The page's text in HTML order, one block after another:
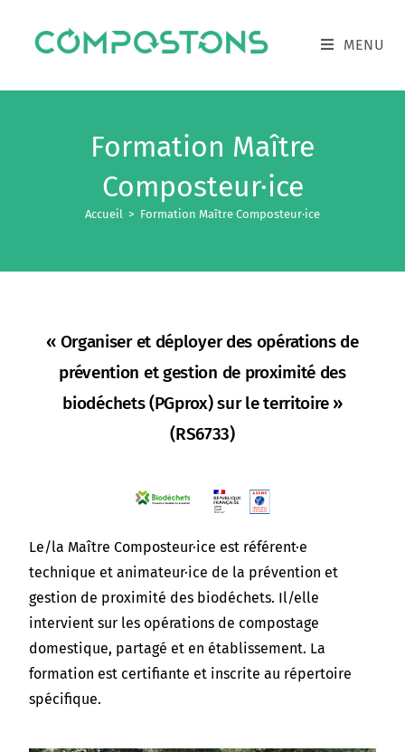
MENU
Formation Maître
Composteur·ice
Accueil > Formation Maître Composteur·ice
« Organiser et déployer des opérations de
prévention et gestion de proximité des
biodéchets (PGprox) sur le territoire »
(RS6733)
Le/la Maître Composteur·ice est référent·e
technique et animateur·ice de la prévention et
gestion de proximité des biodéchets. Il/elle
intervient sur les opérations de compostage
domestique, partagé et en établissement. La
formation est certifiante et inscrite au répertoire
spécifique.